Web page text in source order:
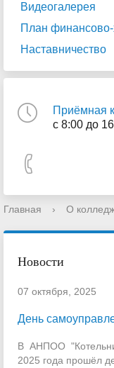
Видеогалерея
План финансово-
Наставничество
Приёмная
с 8:00 до
Главная › О
Новости
07 октября, 2025
День
В АНПОО
2025 года прошёл